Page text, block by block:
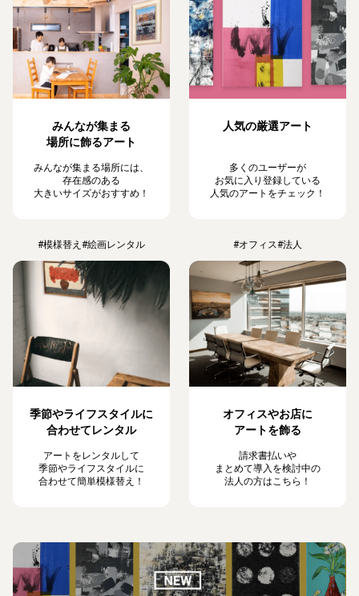
みんなが集まる
場所に飾るアート
みんなが集まる場所には、
存在感のある
大きいサイズがおすすめ！
人気の厳選アート
多くのユーザーが
お気に入り登録している
人気のアートをチェック！
#模様替え #絵画レンタル
季節やライフスタイルに
合わせてレンタル
アートをレンタルして
季節やライフスタイルに
合わせて簡単模様替え！
#オフィス#法人
オフィスやお店に
アートを飾る
請求書払いや
まとめて導入を検討中の
法人の方はこちら！